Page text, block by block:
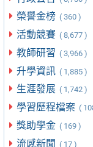
榮譽金榜 ( 360 )
活動競賽 ( 8,677 )
教師研習 ( 3,966 )
升學資訊 ( 1,885 )
生涯發展 ( 1,742 )
學習歷程檔案 (
獎助學金 ( 169 )
流感新聞 ( 17 )